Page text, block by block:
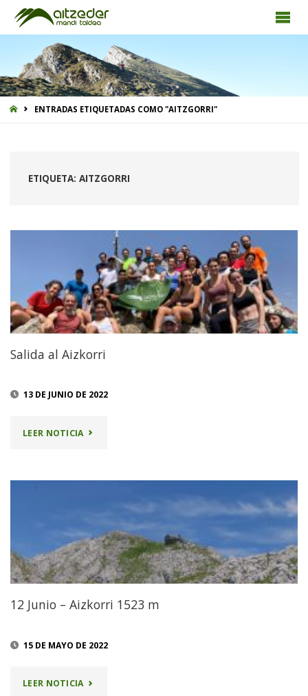
INICIOENTRADAS ETIQUETADAS COMO "AITZGORRI"
ETIQUETA: AITZGORRI
Salida al Aizkorri
13 DE JUNIO DE 2022
LEER NOTICIA"SALIDA
12 Junio – Aizkorri 1523 m
15 DE MAYO DE 2022
LEER NOTICIA"12